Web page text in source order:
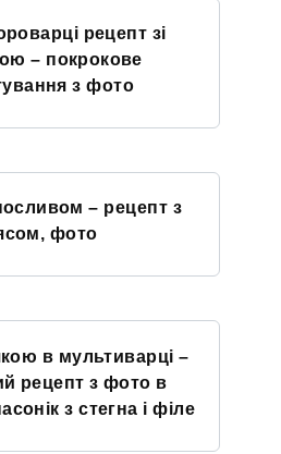
рецепт зі
– покрокове
з фото
– рецепт з
фото
в мультиварці –
рецепт з фото в
з стегна і філе